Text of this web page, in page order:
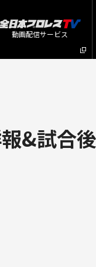
動画配信サービス
&試合